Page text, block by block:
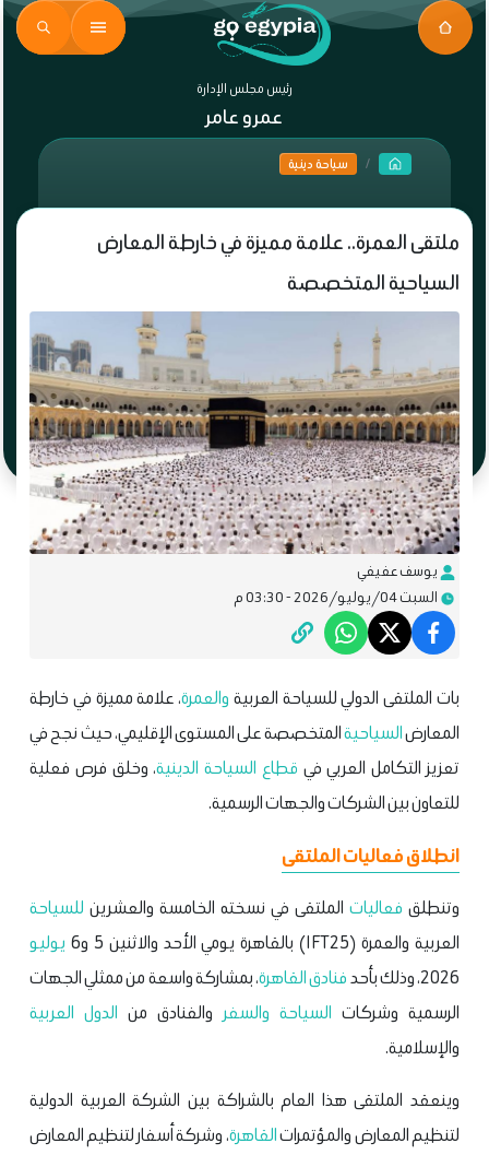
رئيس مجلس الإدارة
عمرو عامر
سياحة دينية
ملتقى العمرة.. علامة مميزة في خارطة المعارض
السياحية المتخصصة
يوسف عفيفي
السبت 04/يوليو/2026 - 03:30 م
بات الملتقى الدولي للسياحة العربية والعمرة، علامة مميزة في خارطة
المعارضالسياحيةالمتخصصة على المستوى الإقليمي، حيث نجح في
تعزيز التكامل العربي في قطاع السياحة الدينية، وخلق فرص فعلية
للتعاون بين الشركات والجهات الرسمية.
انطلاق فعاليات الملتقى
وتنطلق فعاليات الملتقى في نسخته الخامسة والعشرين للسياحة
العربية والعمرة (IFT25) بالقاهرة يومي الأحد والاثنين 5 و6
يوليو
2026، وذلك بأحد
فنادقالقاهرة، بمشاركة واسعة من ممثلي الجهات
الرسمية وشركات السياحة والسفر والفنادق من الدول العربية
والإسلامية.
وينعقد الملتقى هذا العام بالشراكة بين الشركة العربية الدولية
لتنظيم المعارض والمؤتمراتالقاهرة، وشركة أسفار لتنظيم المعارض